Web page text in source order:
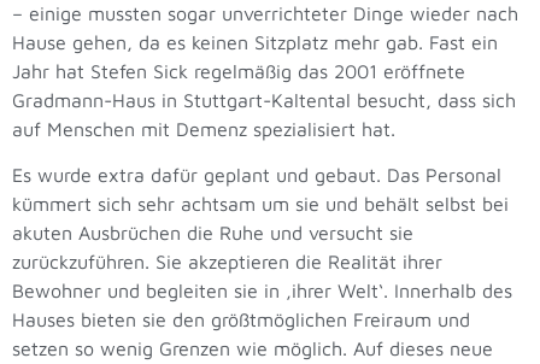
– einige mussten sogar unverrichteter Dinge wieder nach
Hause gehen, da es keinen Sitzplatz mehr gab. Fast ein
Jahr hat Stefen Sick regelmäßig das 2001 eröffnete
Gradmann-Haus in Stuttgart-Kaltental besucht, dass sich
auf Menschen mit Demenz spezialisiert hat.
Es wurde extra dafür geplant und gebaut. Das Personal
kümmert sich sehr achtsam um sie und behält selbst bei
akuten Ausbrüchen die Ruhe und versucht sie
zurückzuführen. Sie akzeptieren die Realität ihrer
Bewohner und begleiten sie in ‚ihrer Welt‘. Innerhalb des
Hauses bieten sie den größtmöglichen Freiraum und
setzen so wenig Grenzen wie möglich. Auf dieses neue